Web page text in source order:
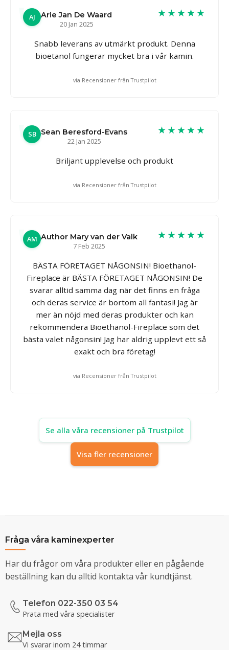
AJ
Arie Jan De Waard
20 Jan 2025
★★★★★
Snabb leverans av utmärkt produkt. Denna
bioetanol fungerar mycket bra i vår kamin.
via Recensioner från Trustpilot
SB Sean Beresford-Evans
22 Jan 2025
★★★★★
Briljant upplevelse och produkt
via Recensioner från Trustpilot
AM Author Mary van der Valk
7 Feb 2025
★★★★★
BÄSTA FÖRETAGET NÅGONSIN! Bioethanol-
Fireplace är BÄSTA FÖRETAGET NÅGONSIN! De
svarar alltid samma dag när det finns en fråga
och deras service är bortom all fantasi! Jag är
mer än nöjd med deras produkter och kan
rekommendera Bioethanol-Fireplace som det
bästa valet någonsin! Jag har aldrig upplevt ett så
exakt och bra företag!
via Recensioner från Trustpilot
Se alla våra recensioner på Trustpilot
Visa fler recensioner
Fråga våra kaminexperter
Har du frågor om våra produkter eller en pågående
beställning kan du alltid kontakta vår kundtjänst.
Telefon 022-350 03 54
Prata med våra specialister
Mejla oss
Vi svarar inom 24 timmar